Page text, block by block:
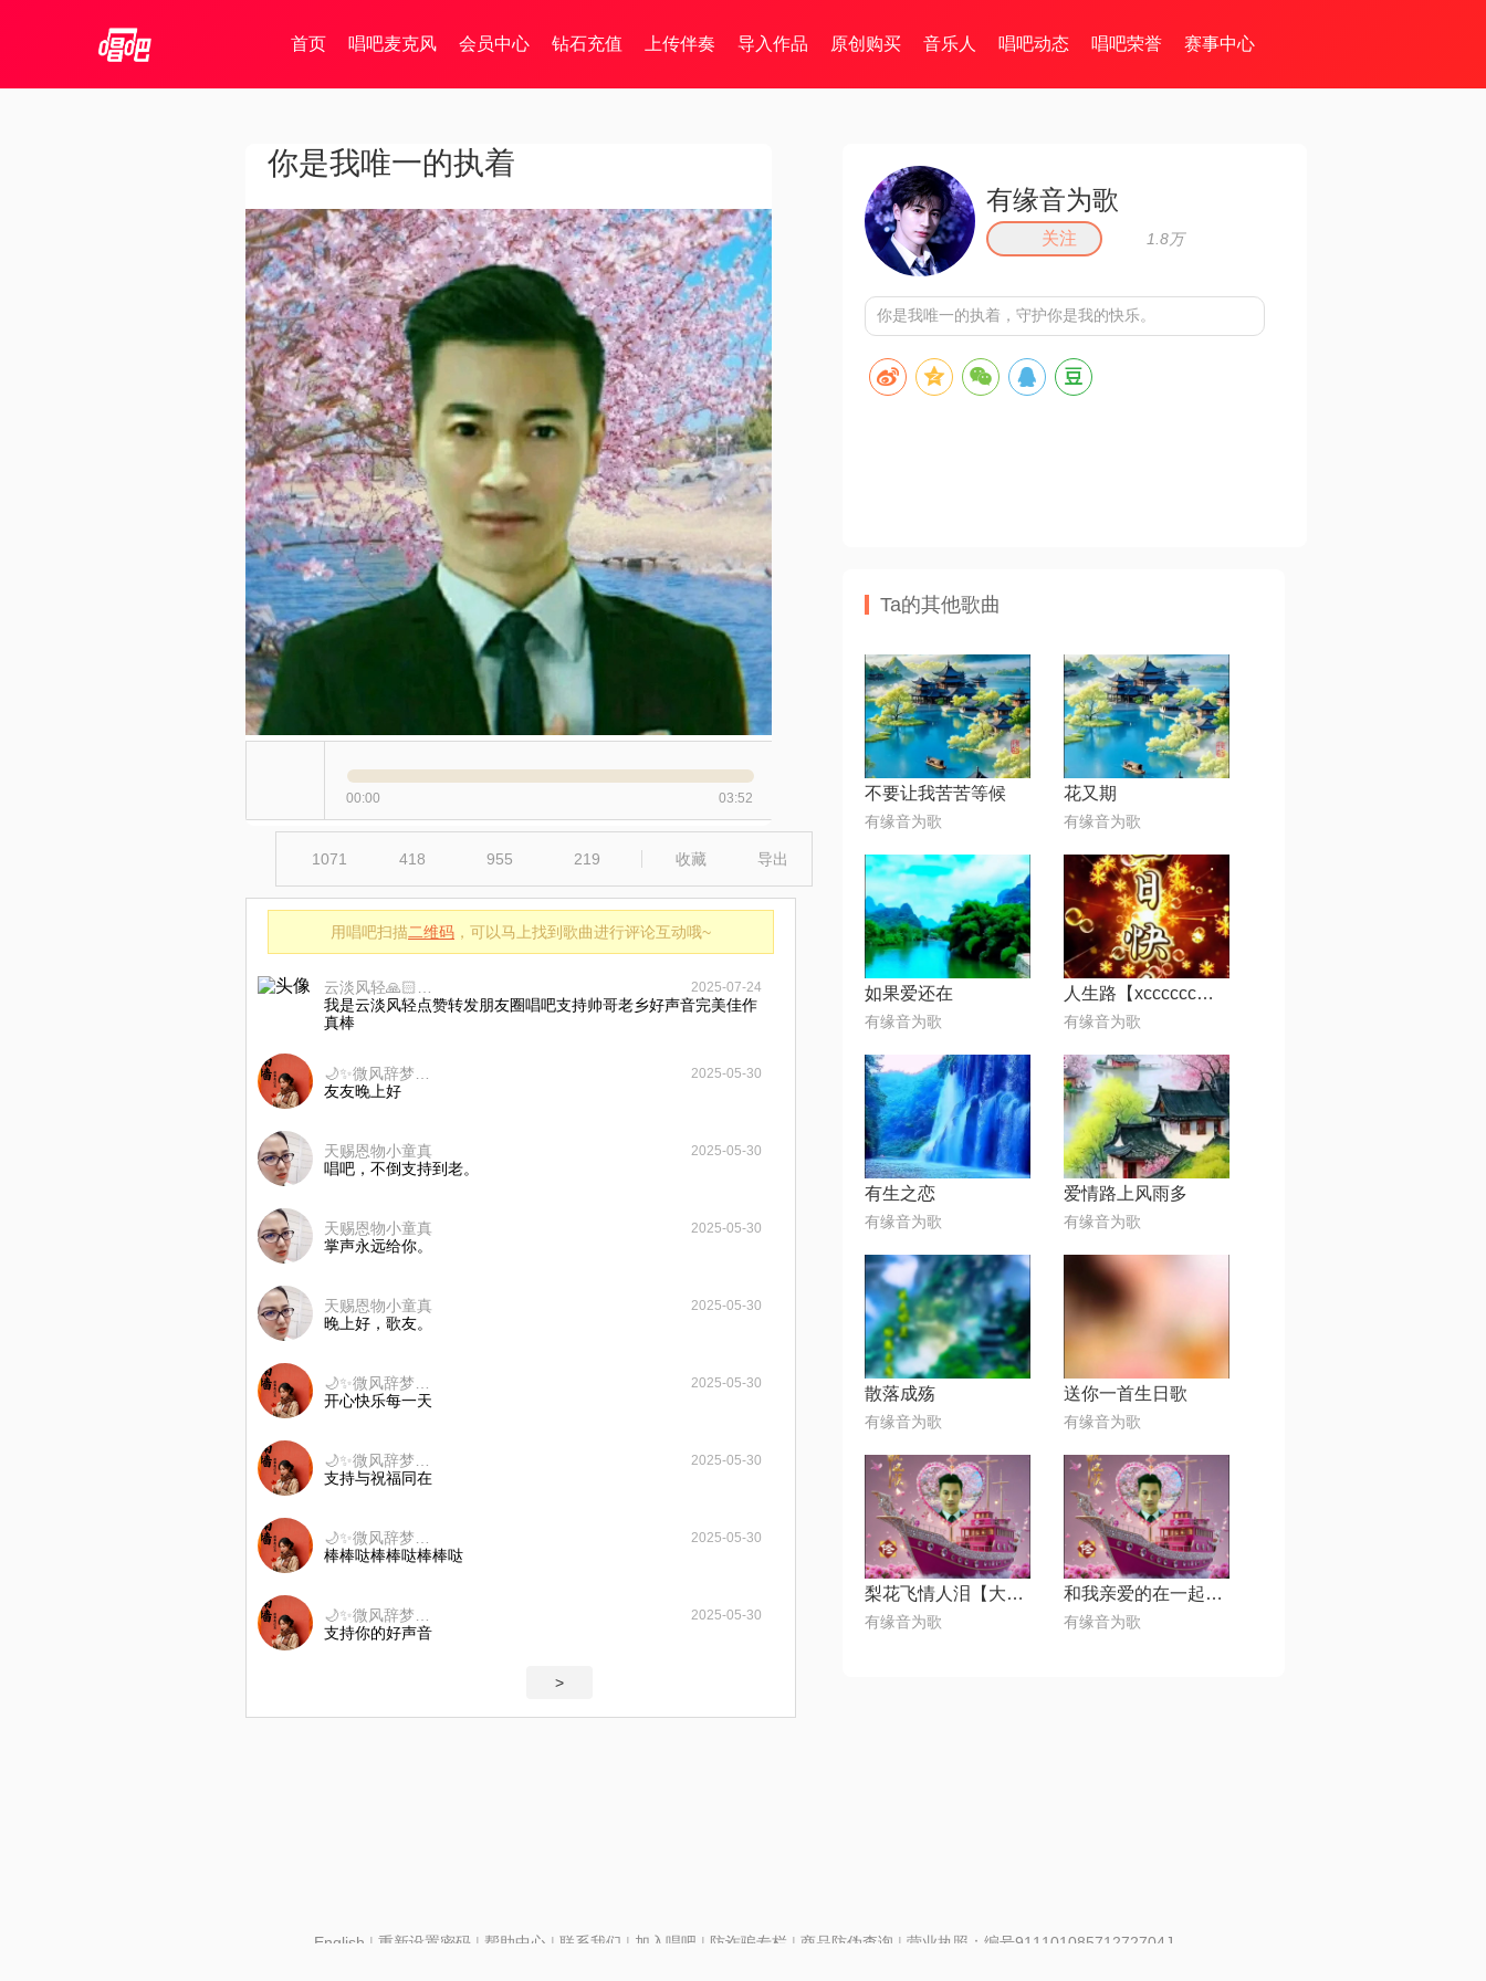
首页 唱吧麦克风 会员中心 钻石充值 上传伴奏 导入作品 原创购买 音乐人 唱吧动态 唱吧荣誉 赛事中心
你是我唯一的执着
00:00 03:52
1071 418 955 219 收藏 导出
用唱吧扫描二维码 ，可以马上找到歌曲进行评论互动哦~
2025-07-24
我是云淡风轻点赞转发朋友圈唱吧支持帅哥老乡好声音完美佳作
真棒
2025-05-30
友友晚上好
天赐恩物小童真 2025-05-30
唱吧，不倒支持到老。
天赐恩物小童真 2025-05-30
掌声永远给你。
天赐恩物小童真 2025-05-30
晚上好，歌友。
2025-05-30
开心快乐每一天
2025-05-30
支持与祝福同在
2025-05-30
棒棒哒棒棒哒棒棒哒
2025-05-30
支持你的好声音
>
有缘音为歌
关注 1.8万
你是我唯一的执着，守护你是我的快乐。
Ta的其他歌曲
不要让我苦苦等候
有缘音为歌
花又期
有缘音为歌
如果爱还在
有缘音为歌
人生路【xcccccc专属】
有缘音为歌
有生之恋
有缘音为歌
爱情路上风雨多
有缘音为歌
散落成殇
有缘音为歌
送你一首生日歌
有缘音为歌
梨花飞情人泪【大海制作】
有缘音为歌
和我亲爱的在一起【DJ默涵版】
有缘音为歌
English | 重新设置密码| 帮助中心 | 联系我们 | 加入唱吧 | 防诈骗专栏 | 商品防伪查询 | 营业执照：编号91110108571272704J